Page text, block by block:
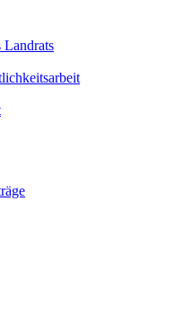
Landrats